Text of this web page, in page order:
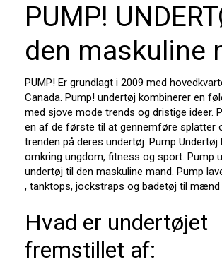
PUMP!
den maskuline
PUMP! Er grundlagt i 2009 med
Canada. Pump! undertøj kombinerer en
med sjove mode trends og dristige ideer.
en af de første til at gennemføre splatter
trenden på deres undertøj. Pump Undertøj
omkring ungdom, fitness og sport. Pump
undertøj til den maskuline mand. Pump
, tanktops, jockstraps og badetøj til mænd
Hvad er undertøjet
fremstillet af: